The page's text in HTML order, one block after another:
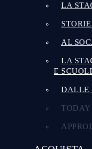
LA
AL
LA
E
DALLE
TODAY